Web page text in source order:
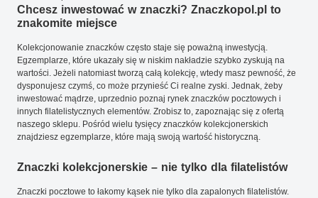
Chcesz inwestować w znaczki? Znaczkopol.pl to
znakomite miejsce
Kolekcjonowanie znaczków często staje się poważną inwestycją.
Egzemplarze, które ukazały się w niskim nakładzie szybko zyskują na
wartości. Jeżeli natomiast tworzą całą kolekcję, wtedy masz pewność, że
dysponujesz czymś, co może przynieść Ci realne zyski. Jednak, żeby
inwestować mądrze, uprzednio poznaj rynek znaczków pocztowych i
innych filatelistycznych elementów. Zrobisz to, zapoznając się z ofertą
naszego sklepu. Pośród wielu tysięcy znaczków kolekcjonerskich
znajdziesz egzemplarze, które mają swoją wartość historyczną.
Znaczki kolekcjonerskie – nie tylko dla filatelistów
Znaczki pocztowe to łakomy kąsek nie tylko dla zapalonych filatelistów.